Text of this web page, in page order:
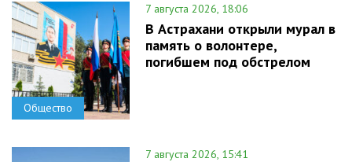
Общество
7 августа 2026, 18:06
В Астрахани открыли мурал в
память о волонтере,
погибшем под обстрелом
7 августа 2026, 15:41